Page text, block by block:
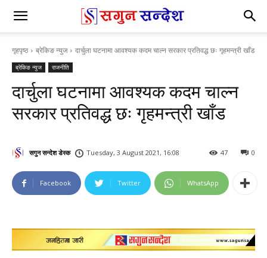
गृहपृष्ठ ब्रेकिङ न्युज दार्चुला घटनामा आवश्यक कदम चाल्न सरकार प्रतिवद्ध छः गृहमन्त्री खाँड
ब्रेकिङ न्युज राजनीति
दार्चुला घटनामा आवश्यक कदम चाल्न
सरकार प्रतिवद्ध छः गृहमन्त्री खाँड
सगुन सन्देश डेस्क Tuesday, 3 August 2021, 16:08 0
47
Facebook Twitter WhatsApp